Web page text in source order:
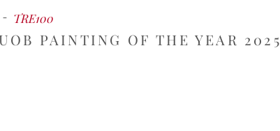
TRE100
PAINTING OF THE YEAR 2025